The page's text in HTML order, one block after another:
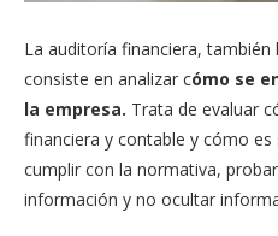
La auditoría financiera,
consiste en analizar cómo se
la empresa. Trata de evaluar
financiera y contable y cómo
cumplir con la normativa,
información y no ocultar